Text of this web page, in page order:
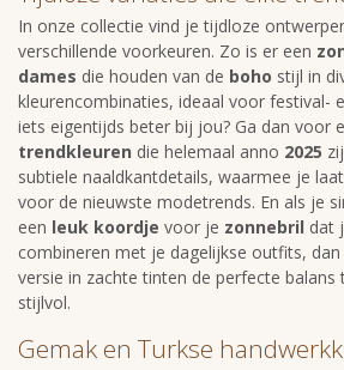
In onze collectie vind je tijdloze
verschillende voorkeuren. Zo is er een
dames die houden van de boho stijl in
kleurencombinaties, ideaal voor festival-
iets eigentijds beter bij jou? Ga dan voor
trendkleuren die helemaal anno 2025
subtiele naaldkantdetails, waarmee je
voor de nieuwste modetrends. En als je
een leuk koordje voor je zonnebril dat
combineren met je dagelijkse outfits,
versie in zachte tinten de perfecte balans
stijlvol.
Gemak en Turkse